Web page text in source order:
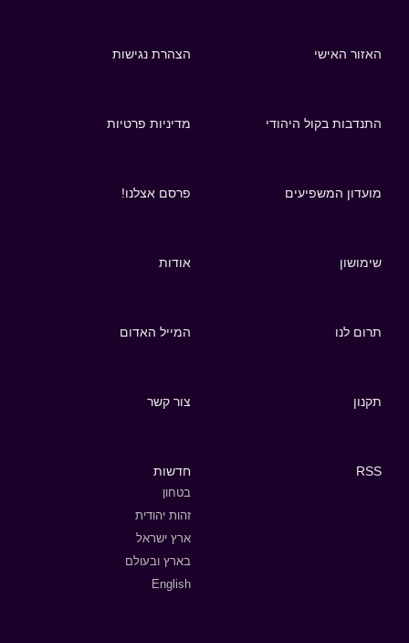
האזור האישי הצהרת נגישות
התנדבות בקול היהודי מדיניות פרטיות
מועדון המשפיעים פרסם אצלנו!
שימושון אודות
תרום לנו המייל האדום
תקנון צור קשר
RSS חדשות
בטחון
זהות יהודית
ארץ ישראל
בארץ ובעולם
English